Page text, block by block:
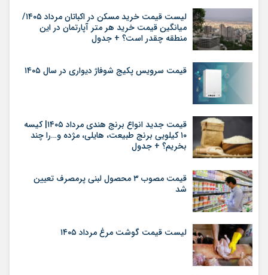
لیست قیمت خرید مسکن در اکباتان مرداد ۱۴۰۵/
میانگین قیمت خرید هر متر آپارتمان در این
منطقه چقدر است؟ + جدول
قیمت سرویس پکیج شوفاژ دیواری در سال ۱۴۰۵
قیمت جدید انواع برنج هندی مرداد ۱۴۰۵| کیسه
۱۰ کیلویی برنج طبیعت، هایلی، مژده و…را چند
بخریم؟ + جدول
قیمت مصوب ۳ محصول لبنی پرمصرف تعیین
شد
لیست قیمت گوشت مرغ مرداد ۱۴۰۵